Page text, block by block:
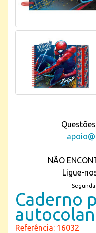
NÃO
Ligue-
Caderno
Referência: 16032